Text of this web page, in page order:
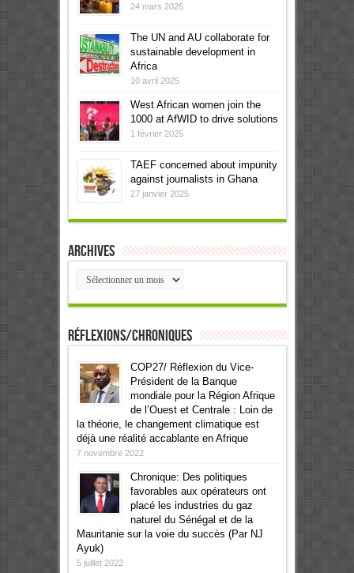
24 mars 2026
The UN and AU collaborate for
sustainable development in
Africa
10 avril 2025
West African women join the
1000 at AfWID to drive solutions
1 février 2025
TAEF concerned about impunity
against journalists in Ghana
27 janvier 2025
Archives
Archives
Réflexions/Chroniques
COP27/ Réflexion du Vice-
Président de la Banque
mondiale pour la Région Afrique
de l’Ouest et Centrale : Loin de
la théorie, le changement climatique est
déjà une réalité accablante en Afrique
7 novembre 2022
Chronique: Des politiques
favorables aux opérateurs ont
placé les industries du gaz
naturel du Sénégal et de la
Mauritanie sur la voie du succès (Par NJ
Ayuk)
5 juillet 2022